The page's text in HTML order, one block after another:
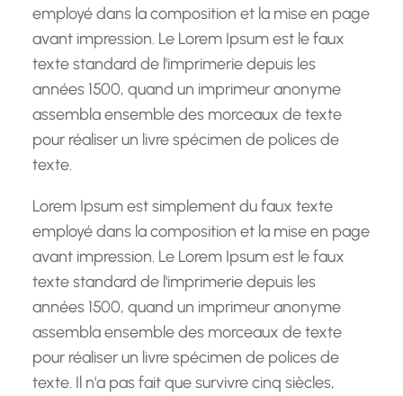
employé dans la composition et la mise en page
avant impression. Le Lorem Ipsum est le faux
texte standard de l'imprimerie depuis les
années 1500, quand un imprimeur anonyme
assembla ensemble des morceaux de texte
pour réaliser un livre spécimen de polices de
texte.
Lorem Ipsum est simplement du faux texte
employé dans la composition et la mise en page
avant impression. Le Lorem Ipsum est le faux
texte standard de l'imprimerie depuis les
années 1500, quand un imprimeur anonyme
assembla ensemble des morceaux de texte
pour réaliser un livre spécimen de polices de
texte. Il n'a pas fait que survivre cinq siècles,